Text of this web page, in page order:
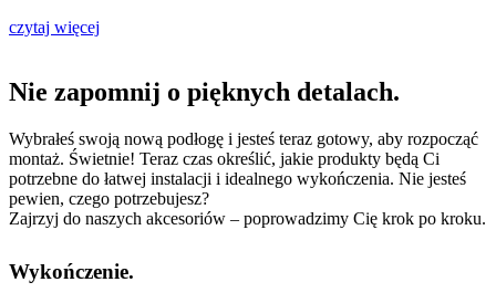
czytaj więcej
Nie zapomnij o pięknych detalach.
Wybrałeś swoją nową podłogę i jesteś teraz gotowy, aby rozpocząć
montaż. Świetnie! Teraz czas określić, jakie produkty będą Ci
potrzebne do łatwej instalacji i idealnego wykończenia. Nie jesteś
pewien, czego potrzebujesz?
Zajrzyj do naszych akcesoriów – poprowadzimy Cię krok po kroku.
Wykończenie.